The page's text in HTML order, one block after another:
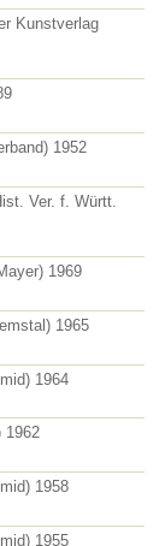
Kunstverlag
1952
Ver. f. Württ.
1969
1965
1964
1962
1958
1955